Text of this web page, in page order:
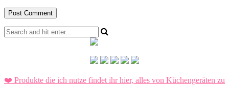
❤️ Produkte die ich nutze findet ihr hier, alles von Küchengeräten zu